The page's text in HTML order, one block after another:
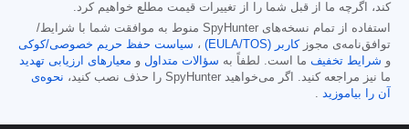
کند، اگرچه ما از قبل شما را از تغییرات قیمت مطلع خواهیم کرد.
استفاده از تمام نسخه‌های SpyHunter منوط به موافقت شما با شرایط/
توافق‌نامه‌ی مجوز کاربر (EULA/TOS) ، سیاست حفظ حریم خصوصی/کوکی
و شرایط تخفیف ما است. لطفاً به سؤالات متداول و معیارهای ارزیابی تهدید
ما نیز مراجعه کنید. اگر می‌خواهید SpyHunter را حذف نصب کنید،
نحوه‌ی
آن را بیاموزید .